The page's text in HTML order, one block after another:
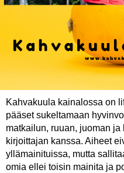
Kahvakuula kainalossa on
pääset sukeltamaan
matkailun, ruuan, juoman
kirjoittajan kanssa. Aiheet
yllämainituissa, mutta
omia ellei toisin mainita ja